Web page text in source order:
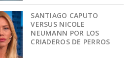
SANTIAGO CAPUTO
VERSUS NICOLE
NEUMANN POR LOS
CRIADEROS DE PERROS